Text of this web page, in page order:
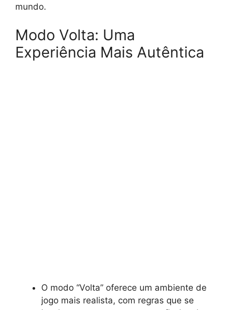
mundo.
Modo Volta: Uma
Experiência Mais Autêntica
O modo “Volta” oferece um ambiente de
jogo mais realista, com regras que se